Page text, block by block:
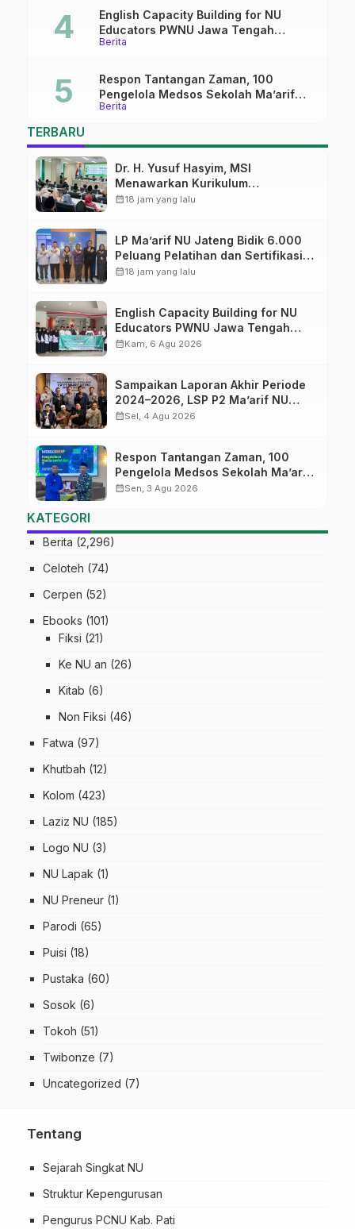
Berita
English Capacity Building for NU
Educators PWNU Jawa Tengah
Batch#4; Membuka Jalan Menuju
Berita
Respon Tantangan Zaman, 100
Pengelola Medsos Sekolah Ma’arif
Pekalongan Ikuti Pelatihan Literasi
TERBARU
Dr. H. Yusuf Hasyim, MSI
Menawarkan Kurikulum
Diversifikasi, Harapan Baru dalam
calendar_month18 jam yang lalu
LP Ma’arif NU Jateng Bidik 6.000
Peluang Pelatihan dan Sertifikasi
bagi Lulusan SMK
calendar_month18 jam yang lalu
English Capacity Building for NU
Educators PWNU Jawa Tengah
Batch#4; Membuka Jalan Menuju
calendar_monthKam, 6 Agu 2026
Sampaikan Laporan Akhir Periode
2024–2026, LSP P2 Ma’arif NU
Jateng Mantapkan Sinergi Link and
calendar_monthSel, 4 Agu 2026
Respon Tantangan Zaman, 100
Pengelola Medsos Sekolah Ma’arif
Pekalongan Ikuti Pelatihan Literasi
calendar_monthSen, 3 Agu 2026
KATEGORI
Berita (2,296)
Celoteh (74)
Cerpen (52)
Ebooks (101)
Fiksi (21)
Ke NU an (26)
Kitab (6)
Non Fiksi (46)
Fatwa (97)
Khutbah (12)
Kolom (423)
Laziz NU (185)
Logo NU (3)
NU Lapak (1)
NU Preneur (1)
Parodi (65)
Puisi (18)
Pustaka (60)
Sosok (6)
Tokoh (51)
Twibonze (7)
Uncategorized (7)
Tentang
Sejarah Singkat NU
Struktur Kepengurusan
Pengurus PCNU Kab. Pati